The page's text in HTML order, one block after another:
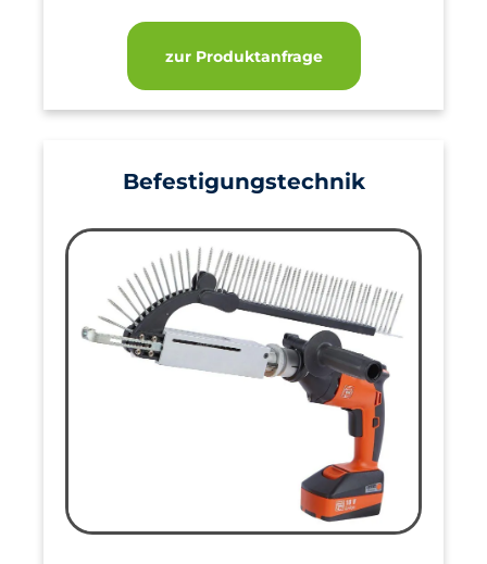
zur Produktanfrage
Befestigungstechnik